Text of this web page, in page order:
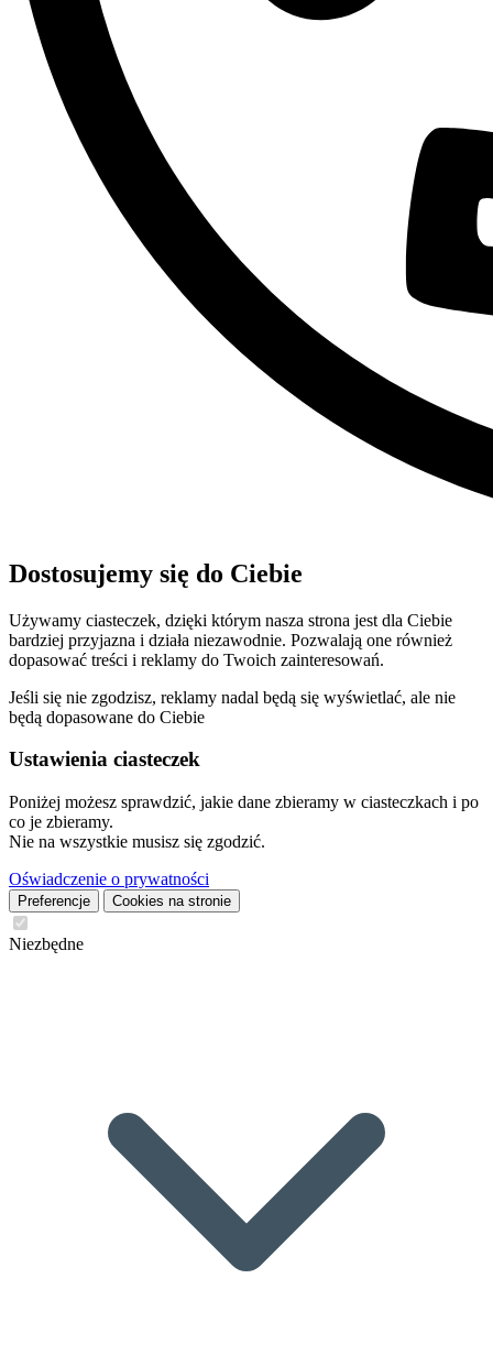
Dostosujemy się do Ciebie
Używamy ciasteczek, dzięki którym nasza strona jest dla Ciebie
bardziej przyjazna i działa niezawodnie. Pozwalają one również
dopasować treści i reklamy do Twoich zainteresowań.
Jeśli się nie zgodzisz, reklamy nadal będą się wyświetlać, ale nie
będą dopasowane do Ciebie
Ustawienia ciasteczek
Poniżej możesz sprawdzić, jakie dane zbieramy w ciasteczkach i po
co je zbieramy.
Nie na wszystkie musisz się zgodzić.
Oświadczenie o prywatności
Preferencje Cookies na stronie
Niezbędne